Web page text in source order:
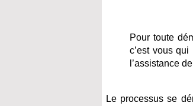
Pour toute
c’est vous
l’assistance
Le processus se